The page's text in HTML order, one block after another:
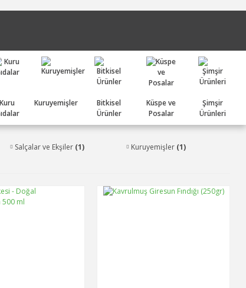
Kuru
Kuruyemişler
Bitkisel
Ürünler
Küspe ve
Posalar
Şimşir
Ürünleri
Salçalar ve Ekşiler (1) Kuruyemişler (1)